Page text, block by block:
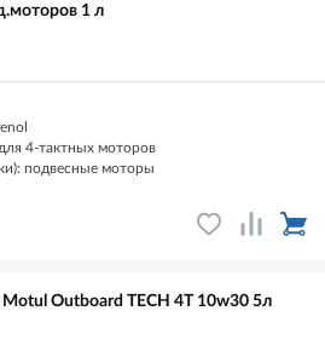
1 л
4-тактных моторов
подвесные моторы
Outboard TECH 4T 10w30 5л